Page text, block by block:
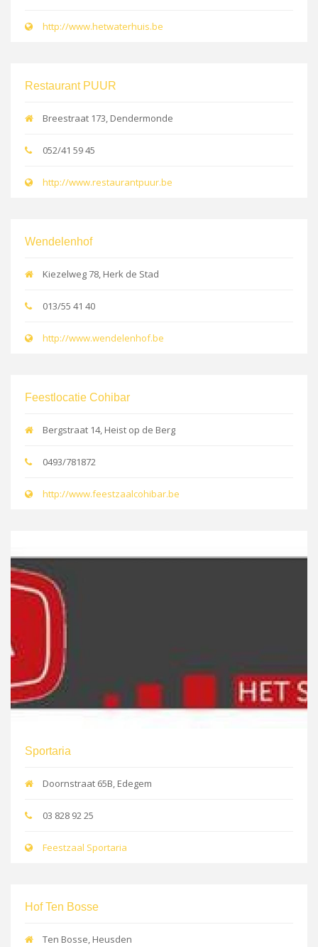
http://www.hetwaterhuis.be
Restaurant PUUR
Breestraat 173, Dendermonde
052/41 59 45
http://www.restaurantpuur.be
Wendelenhof
Kiezelweg 78, Herk de Stad
013/55 41 40
http://www.wendelenhof.be
Feestlocatie Cohibar
Bergstraat 14, Heist op de Berg
0493/781872
http://www.feestzaalcohibar.be
Sportaria
Doornstraat 65B, Edegem
03 828 92 25
Feestzaal Sportaria
Hof Ten Bosse
Ten Bosse, Heusden